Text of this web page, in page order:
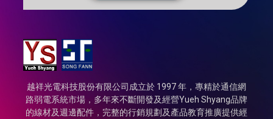
越祥光電科技股份有限公司成立於 1997 年，專精於通信網
路弱電系統市場，多年來不斷開發及經營Yueh Shyang品牌
的線材及週邊配件，完整的行銷規劃及產品教育推廣提供經